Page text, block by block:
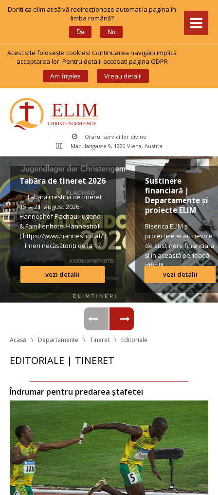
Doriti ca elim.at să vă redirecționeze automat la pagina în
limba română?
Da Nu
Acest site foloseşte cookies! Continuarea navigării implică
acceptarea lor. Pentru detalii accesati pagina GDPR
Am înțele Vreau detalii
Orarul serviciilor divine
Maculangasse 9, 1220 Viena, Austria
Tabăra de tineret 2026
Tabără creștină de tineret
15 – 21 august 2026
Hanneshof Flachau, Jugend
& Familienhotel Hanneshof
( https://www.hanneshof.at/ )
Tineri necăsătoriți de la 17
ani în sus € 420/ p.P.
(inclusiv Vollpension,
activități, transport*)
Formular de înscriere
Regulamentul taberei
*Având în vedere că o parte
vezi detalii
Sustinere
financiară |
Departamente și
proiecte ELIM
Biserica ELIM și
proiectele ei au nevoie
de susținere financiară
și în această perioadă
dificilă.
Lista conturilor bancare
vezi detalii
Acasă Departamente Tineret Editoriale
EDITORIALE | TINERET
Îndrumar pentru predarea ștafetei